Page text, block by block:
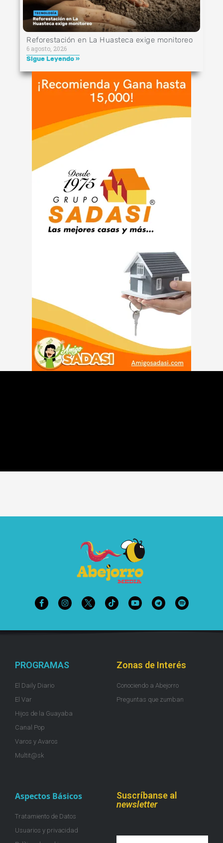
Reforestación en La Huasteca exige monitoreo
6 agosto, 2026
Sigue Leyendo »
PROGRAMAS
El Daily Diario
El Var
Hijos de la Guayaba
Canal Pop
Varos y Avaros
Multit@sk
Zonas de Interés
Conociendo a Abejorro
Preguntas que zumban
Aspectos Básicos
Tratamiento de Datos
Usuarios y privacidad
Suscríbanse al
newsletter